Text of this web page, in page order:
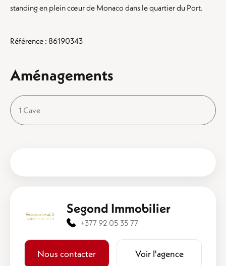
standing en plein cœur de Monaco dans le quartier du Port.
Référence : 86190343
Aménagements
1 Cave
Segond Immobilier
+377 92 05 35 77
Nous contacter Voir l'agence